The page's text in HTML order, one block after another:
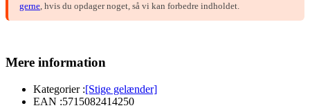
gerne, hvis du opdager noget, så vi kan forbedre indholdet.
Mere information
Kategorier :[Stige gelænder]
EAN :5715082414250